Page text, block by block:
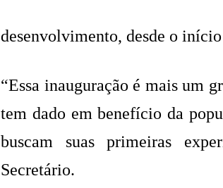
desenvolvimento, desde o
“Essa inauguração é mais um
tem dado em benefício da
buscam suas primeiras
Secretário.